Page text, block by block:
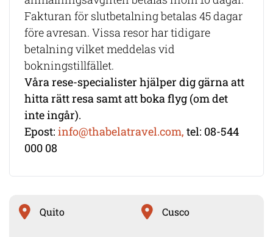
Fakturan för slutbetalning betalas 45 dagar
före avresan. Vissa resor har tidigare
betalning vilket meddelas vid
bokningstillfället.
Våra rese-specialister hjälper dig gärna att
hitta rätt resa samt att boka flyg (om det
inte ingår).
Epost: info@thabelatravel.com, tel: 08-544
000 08
Quito Cusco